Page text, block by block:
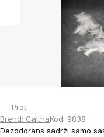
Prati
Brend: CalthaKod: 9838
Dezodorans sadrži samo